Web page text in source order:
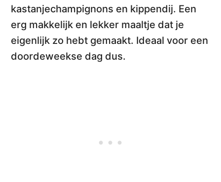
kastanjechampignons en kippendij. Een
erg makkelijk en lekker maaltje dat je
eigenlijk zo hebt gemaakt. Ideaal voor een
doordeweekse dag dus.